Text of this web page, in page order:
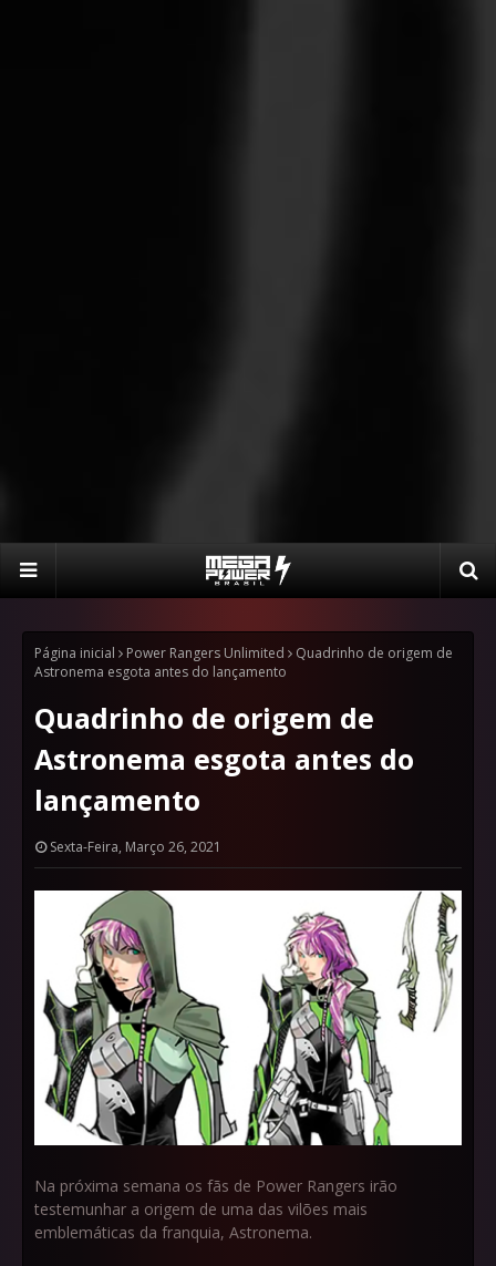
Página inicial Power Rangers Unlimited
Quadrinho de origem de
Astronema esgota antes do lançamento
Quadrinho de origem de
Astronema esgota antes do
lançamento
Sexta-Feira, Março 26, 2021
Na próxima semana os fãs de Power Rangers irão
testemunhar a origem de uma das vilões mais
emblemáticas da franquia, Astronema.